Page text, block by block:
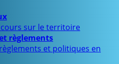
sur le territoire
règlements
et politiques en